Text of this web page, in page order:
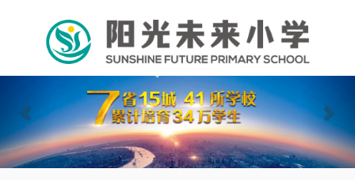
阳光未来国际学校
一 一